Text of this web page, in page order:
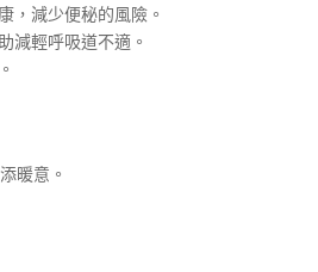
，減少便秘的風險。
減輕呼吸道不適。
暖意。